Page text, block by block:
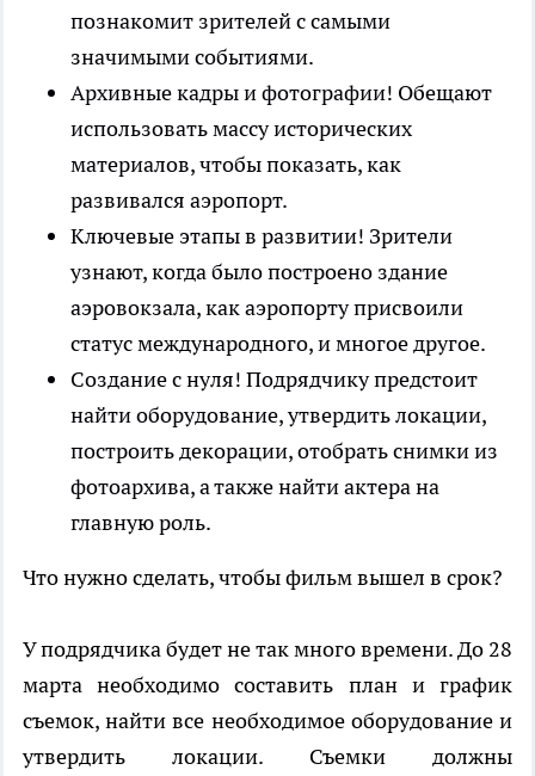
познакомит зрителей с самыми
значимыми событиями.
Архивные кадры и фотографии! Обещают
использовать массу исторических
материалов, чтобы показать, как
развивался аэропорт.
Ключевые этапы в развитии! Зрители
узнают, когда было построено здание
аэровокзала, как аэропорту присвоили
статус международного, и многое другое.
Создание с нуля! Подрядчику предстоит
найти оборудование, утвердить локации,
построить декорации, отобрать снимки из
фотоархива, а также найти актера на
главную роль.
Что нужно сделать, чтобы фильм вышел в срок?
У подрядчика будет не так много времени. До 28
марта необходимо составить план и график
съемок, найти все необходимое оборудование и
утвердить локации. Съемки должны